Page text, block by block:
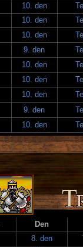
10. den
10. den
10. den
9. den
10. den
10. den
10. den
9. den
10. den
Den
8. den